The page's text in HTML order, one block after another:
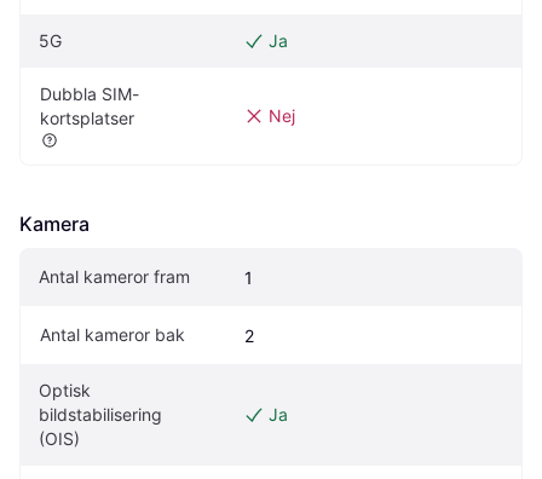
5G Ja
Dubbla SIM-
kortsplatser
Nej
Kamera
Antal kameror fram 1
Antal kameror bak 2
Optisk
bildstabilisering
(OIS)
Ja